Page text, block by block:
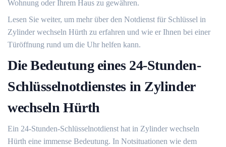
Wohnung oder Ihrem Haus zu gewähren.​
Lesen Sie weiter, um mehr über den Notdienst für Schlüssel in
Zylinder wechseln Hürth zu erfahren und wie er Ihnen bei einer
Türöffnung rund um die Uhr helfen kann.
Die Bedeutung eines 24-Stunden-
Schlüsselnotdienstes in Zylinder
wechseln Hürth
Ein 24-Stunden-Schlüsselnotdienst hat in Zylinder wechseln
Hürth eine immense Bedeutung. In Notsituationen wie dem